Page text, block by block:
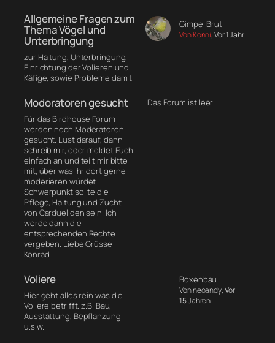
Allgemeine Fragen zum
Thema Vögel und
Unterbringung
zur Haltung, Unterbringung,
Einrichtung der Volieren und
Käfige, sowie Probleme damit
Gimpel Brut
Von Konni, Vor 1 Jahr
Modoratoren gesucht
Für das Birdhouse Forum
werden noch Moderatoren
gesucht. Lust darauf, dann
schreib mir, oder meldet Euch
einfach an und teilt mir bitte
mit, über was ihr dort gerne
moderieren würdet.
Schwerpunkt sollte die
Pflege, Haltung und Zucht
von Cardueliden sein. Ich
werde dann die
entsprechenden Rechte
vergeben. Liebe Grüsse
Konrad
Das Forum ist leer.
Voliere
Hier geht alles rein was die
Voliere betrifft. z.B. Bau,
Ausstattung, Bepflanzung
u.s.w.
Boxenbau
Von neoandy, Vor
15 Jahren